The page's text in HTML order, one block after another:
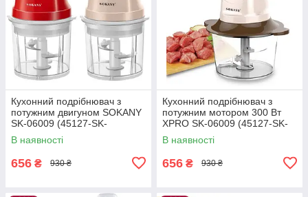
Кухонний подрібнювач з
потужним двигуном SOKANY
SK-06009 (45127-SK-
06009_259)
В наявності
656 ₴ 930 ₴
Кухонний подрібнювач з
потужним мотором 300 Вт
XPRO SK-06009 (45127-SK-
06009_257)
В наявності
656 ₴ 930 ₴